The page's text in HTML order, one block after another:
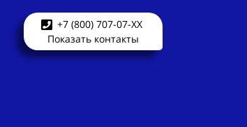
+7 (800) 707-07-XX
Показать контакты